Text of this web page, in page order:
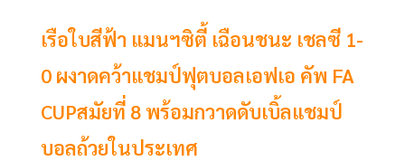
เรือใบสีฟ้า แมนฯซิตี้ เฉือนชนะ เชลซี 1-
0 ผงาดคว้าแชมป์ฟุตบอลเอฟเอ คัพ FA
CUPสมัยที่ 8 พร้อมกวาดดับเบิ้ลแชมป์
บอลถ้วยในประเทศ